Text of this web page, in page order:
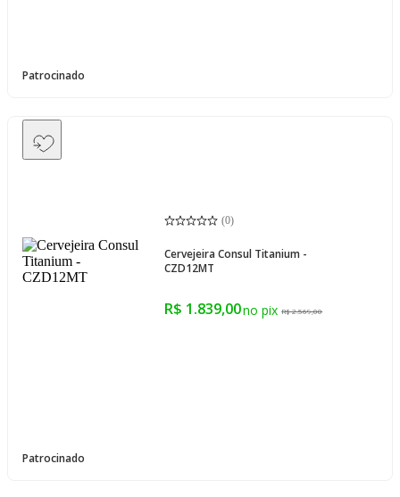
Patrocinado
Patrocinado
(0)
Cervejeira Consul Titanium -
CZD12MT
R$ 1.839,00 R$ 2.569,00